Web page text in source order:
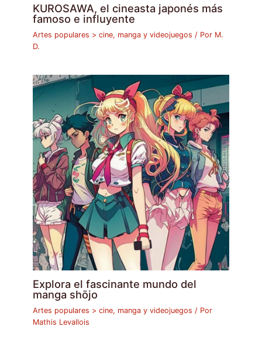
KUROSAWA, el cineasta japonés más
famoso e influyente
Artes populares > cine, manga y videojuegos / Por M.
D.
Explora el fascinante mundo del
manga shōjo
Artes populares > cine, manga y videojuegos / Por
Mathis Levallois